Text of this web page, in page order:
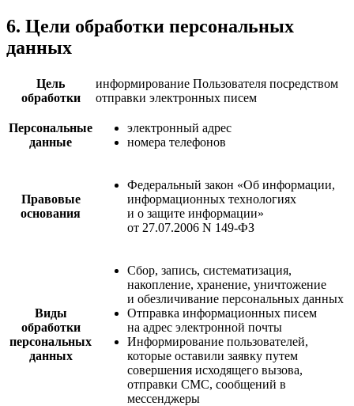
6. Цели обработки персональных
данных
Цель
обработки
информирование Пользователя посредством
отправки электронных писем
Персональные
данные
электронный адрес
номера телефонов
Правовые
основания
Федеральный закон «Об информации,
информационных технологиях
и о защите информации»
от 27.07.2006 N 149-ФЗ
Виды
обработки
персональных
данных
Сбор, запись, систематизация,
накопление, хранение, уничтожение
и обезличивание персональных данных
Отправка информационных писем
на адрес электронной почты
Информирование пользователей,
которые оставили заявку путем
совершения исходящего вызова,
отправки СМС, сообщений в
мессенджеры